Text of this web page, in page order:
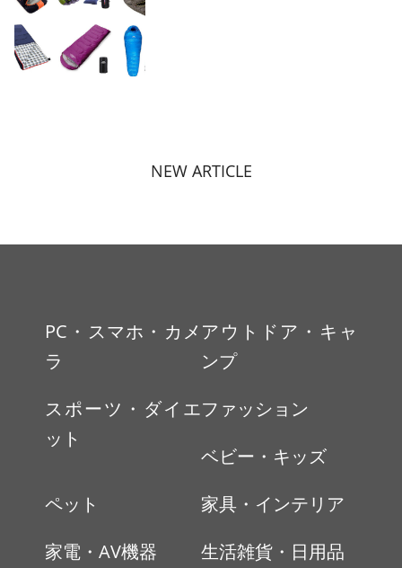
NEW ARTICLE
PC・スマホ・カメ
ラ
アウトドア・キャ
ンプ
スポーツ・ダイエ
ット
ファッション
ベビー・キッズ
ペット
家具・インテリア
家電・AV機器
生活雑貨・日用品